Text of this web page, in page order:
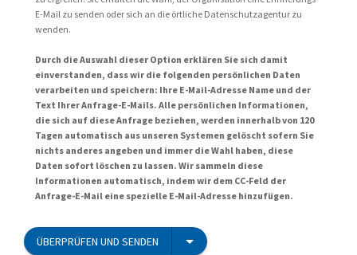
E-Mail zu senden oder sich an die örtliche Datenschutzagentur zu
wenden.
Durch die Auswahl dieser Option erklären Sie sich damit
einverstanden, dass wir die folgenden persönlichen Daten
verarbeiten und speichern: Ihre E-Mail-Adresse Name und der
Text Ihrer Anfrage-E-Mails. Alle persönlichen Informationen,
die sich auf diese Anfrage beziehen, werden innerhalb von 120
Tagen automatisch aus unseren Systemen gelöscht sofern Sie
nichts anderes angeben und immer die Wahl haben, diese
Daten sofort löschen zu lassen. Wir sammeln diese
Informationen automatisch, indem wir dem CC-Feld der
Anfrage-E-Mail eine spezielle E-Mail-Adresse hinzufügen.
ÜBERPRÜFEN UND SENDEN